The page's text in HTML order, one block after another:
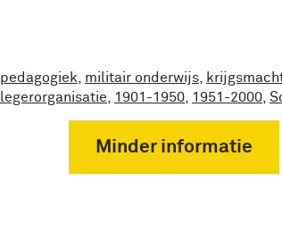
pedagogiek militair onderwijs
legerorganisatie
1901-1950 1951-2000
Minder informatie